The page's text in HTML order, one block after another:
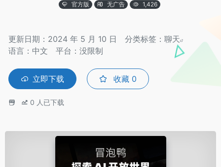
官方版 无广告 1,426
更新日期：2024 年 5 月 10 日 分类标签： 聊天
语言：中文
平台：没限制
立即下载 收藏 0
0 人已下载